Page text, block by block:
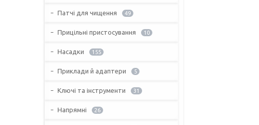
Патчі для чищення 49
Прицільні пристосування 10
Насадки 155
Приклади й адаптери 5
Ключі та інструменти 31
Напрямні 26